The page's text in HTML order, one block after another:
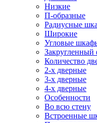
Низкие
П-образные
Радиусные
Широкие
Угловые
Закругленный
Количество
2-х дверные
3-х дверные
4-х дверные
Особенности
Во всю стену
Встроенные